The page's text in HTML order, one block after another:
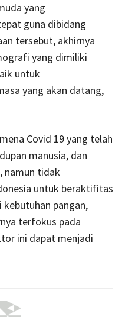
yang
guna dibidang
tersebut, akhirnya
yang dimiliki
untuk
yang akan datang,
Covid 19 yang telah
manusia, dan
namun tidak
untuk beraktifitas
pangan,
terfokus pada
ini dapat menjadi